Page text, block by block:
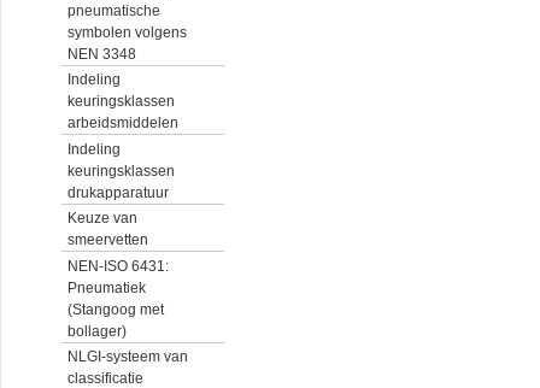
pneumatische
symbolen volgens
NEN 3348
Indeling
keuringsklassen
arbeidsmiddelen
Indeling
keuringsklassen
drukapparatuur
Keuze van
smeervetten
NEN-ISO 6431:
Pneumatiek
(Stangoog met
bollager)
NLGI-systeem van
classificatie